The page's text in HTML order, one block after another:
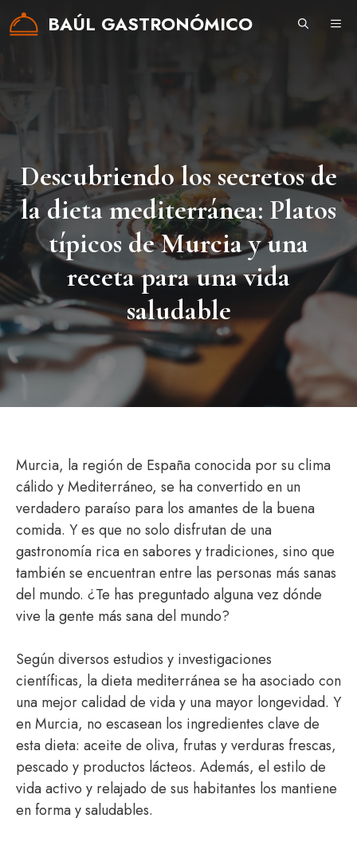
Saltar
BAÚL GASTRONÓMICO
Descubriendo los secretos de
la dieta mediterránea: Platos
típicos de Murcia y una
receta para una vida
saludable
Murcia, la región de España conocida por su clima
cálido y Mediterráneo, se ha convertido en un
verdadero paraíso para los amantes de la buena
comida. Y es que no solo disfrutan de una
gastronomía rica en sabores y tradiciones, sino que
también se encuentran entre las personas más sanas
del mundo. ¿Te has preguntado alguna vez dónde
vive la gente más sana del mundo?
Según diversos estudios y investigaciones
científicas, la dieta mediterránea se ha asociado con
una mejor calidad de vida y una mayor longevidad. Y
en Murcia, no escasean los ingredientes clave de
esta dieta: aceite de oliva, frutas y verduras frescas,
pescado y productos lácteos. Además, el estilo de
vida activo y relajado de sus habitantes los mantiene
en forma y saludables.